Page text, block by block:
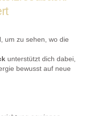
um zu sehen, wo die
unterstützt dich dabei,
bewusst auf neue